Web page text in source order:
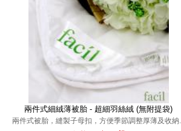
兩件式細絨薄被胎 - 超細羽絲絨 (無附提袋)
兩件式被胎，縫製子母扣，方便季節調整厚薄及收納...